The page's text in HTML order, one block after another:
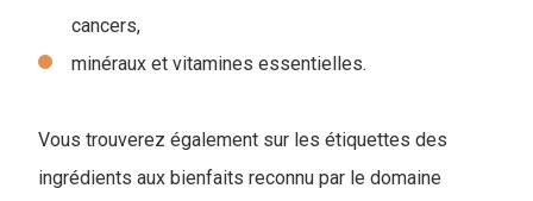
cancers,
minéraux et vitamines essentielles.
Vous trouverez également sur les étiquettes des
ingrédients aux bienfaits reconnu par le domaine